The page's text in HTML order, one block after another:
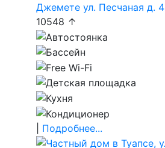
Джемете ул. Песчаная д. 4
10548 ↑
Подробнее...